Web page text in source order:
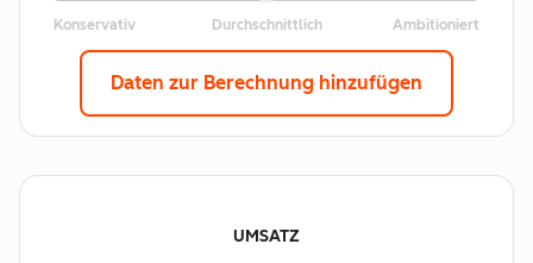
Daten zur Berechnung hinzufügen
UMSATZ